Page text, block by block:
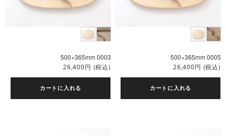
500×365mm 0003
26,400円 (税込)
カートに入れる
500×365mm 0005
26,400円 (税込)
カートに入れる